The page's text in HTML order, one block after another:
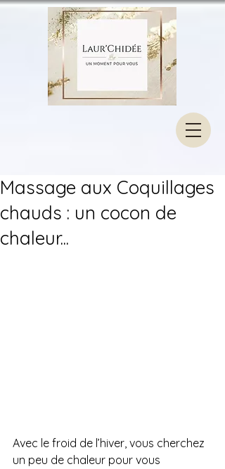
Massage aux Coquillages
chauds : un cocon de
chaleur...
Avec le froid de l’hiver, vous cherchez
un peu de chaleur pour vous